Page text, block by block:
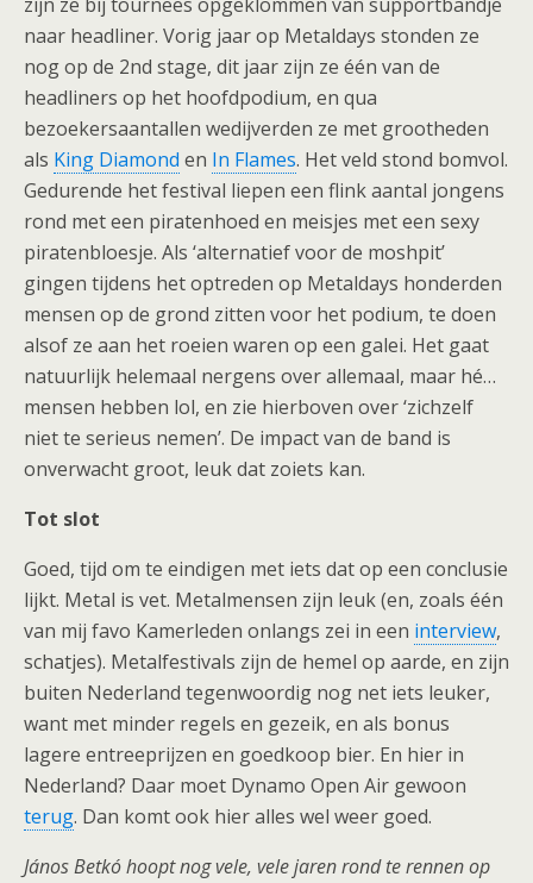
naar headliner. Vorig jaar op Metaldays stonden ze
nog op de 2nd stage, dit jaar zijn ze één van de
headliners op het hoofdpodium, en qua
bezoekersaantallen wedijverden ze met grootheden
als King Diamond en In Flames. Het veld stond bomvol.
Gedurende het festival liepen een flink aantal jongens
rond met een piratenhoed en meisjes met een sexy
piratenbloesje. Als ‘alternatief voor de moshpit’
gingen tijdens het optreden op Metaldays honderden
mensen op de grond zitten voor het podium, te doen
alsof ze aan het roeien waren op een galei. Het gaat
natuurlijk helemaal nergens over allemaal, maar hé…
mensen hebben lol, en zie hierboven over ‘zichzelf
niet te serieus nemen’. De impact van de band is
onverwacht groot, leuk dat zoiets kan.
Tot slot
Goed, tijd om te eindigen met iets dat op een conclusie
lijkt. Metal is vet. Metalmensen zijn leuk (en, zoals één
van mij favo Kamerleden onlangs zei in een interview,
schatjes). Metalfestivals zijn de hemel op aarde, en zijn
buiten Nederland tegenwoordig nog net iets leuker,
want met minder regels en gezeik, en als bonus
lagere entreeprijzen en goedkoop bier. En hier in
Nederland? Daar moet Dynamo Open Air gewoon
terug. Dan komt ook hier alles wel weer goed.
János Betkó hoopt nog vele, vele jaren rond te rennen op